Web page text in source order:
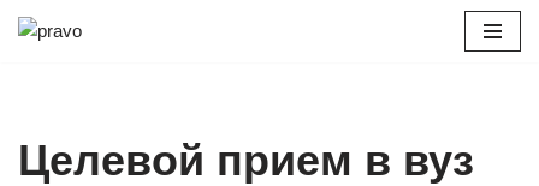
Целевой прием в вуз